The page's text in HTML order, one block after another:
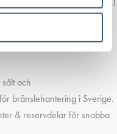
och
bränslehantering i Sverige.
& reservdelar för snabba